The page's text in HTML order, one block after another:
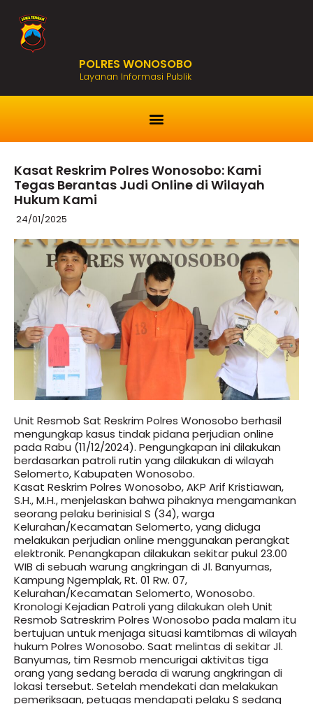
POLRES WONOSOBO
Layanan Informasi Publik
Kasat Reskrim Polres Wonosobo: Kami
Tegas Berantas Judi Online di Wilayah
Hukum Kami
24/01/2025
Unit Resmob Sat Reskrim Polres Wonosobo berhasil
mengungkap kasus tindak pidana perjudian online
pada Rabu (11/12/2024). Pengungkapan ini dilakukan
berdasarkan patroli rutin yang dilakukan di wilayah
Selomerto, Kabupaten Wonosobo.
Kasat Reskrim Polres Wonosobo, AKP Arif Kristiawan,
S.H., M.H., menjelaskan bahwa pihaknya mengamankan
seorang pelaku berinisial S (34), warga
Kelurahan/Kecamatan Selomerto, yang diduga
melakukan perjudian online menggunakan perangkat
elektronik. Penangkapan dilakukan sekitar pukul 23.00
WIB di sebuah warung angkringan di Jl. Banyumas,
Kampung Ngemplak, Rt. 01 Rw. 07,
Kelurahan/Kecamatan Selomerto, Wonosobo.
Kronologi Kejadian Patroli yang dilakukan oleh Unit
Resmob Satreskrim Polres Wonosobo pada malam itu
bertujuan untuk menjaga situasi kamtibmas di wilayah
hukum Polres Wonosobo. Saat melintas di sekitar Jl.
Banyumas, tim Resmob mencurigai aktivitas tiga
orang yang sedang berada di warung angkringan di
lokasi tersebut. Setelah mendekati dan melakukan
pemeriksaan, petugas mendapati pelaku S sedang